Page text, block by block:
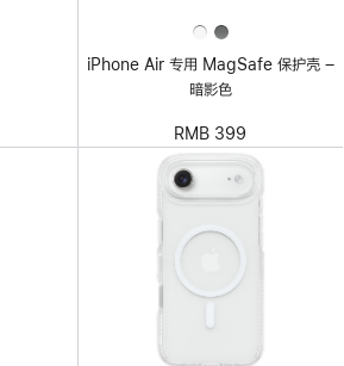
iPhone Air 专用 MagSafe 保护壳 –
暗影色
RMB 399